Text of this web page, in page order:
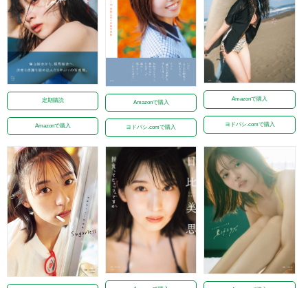
定期購読
Amazonで購入
Amazonで購入
ヨドバシ.comで購入
Amazonで購入
ヨドバシ.comで購入